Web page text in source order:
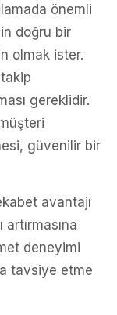
önemli
doğru bir
olmak ister.
gereklidir.
güvenilir bir
avantajı
artırmasına
deneyimi
tavsiye etme